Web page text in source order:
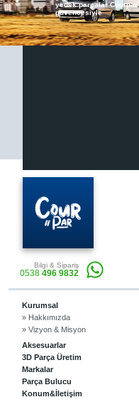
Otomobil,
gerekli
3D baskı teknolojisiyle
müşterilerimize çözüm
yedek parçalar Courpar
güvencesiyle
Bilgi & Sipariş
0538 496 9832
Kurumsal
» Hakkımızda
» Vizyon & Misyon
Aksesuarlar
3D Parça Üretim
Markalar
Parça Bulucu
Konum&İletişim